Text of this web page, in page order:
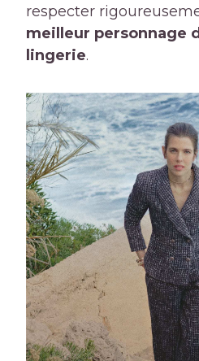
respecter
meilleur personnage
lingerie.